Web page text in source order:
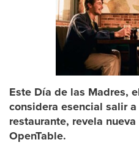
Este Día de las Madres,
considera esencial salir
restaurante, revela
OpenTable.